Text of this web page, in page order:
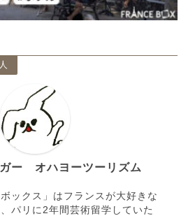
ー オハヨーツーリズム
ックス」はフランスが大好きな
パリに2年間芸術留学していた